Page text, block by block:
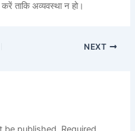
ताकि अव्यवस्था न हो।
NEXT